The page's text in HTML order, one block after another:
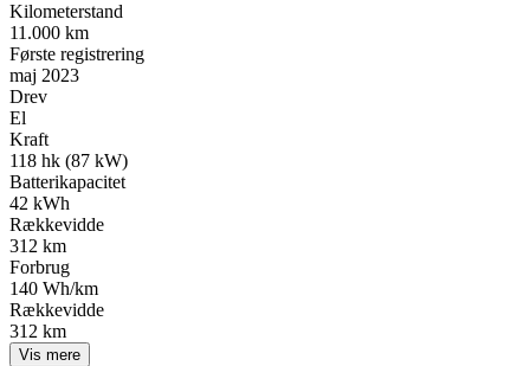
Kilometerstand
11.000 km
Første registrering
maj 2023
Drev
El
Kraft
118 hk (87 kW)
Batterikapacitet
42 kWh
Rækkevidde
312 km
Forbrug
140 Wh/km
Rækkevidde
312 km
Vis mere